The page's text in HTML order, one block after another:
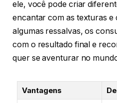
ele, você pode criar
encantar com as texturas e
algumas ressalvas, os
com o resultado final e
quer se aventurar no
Vantagens